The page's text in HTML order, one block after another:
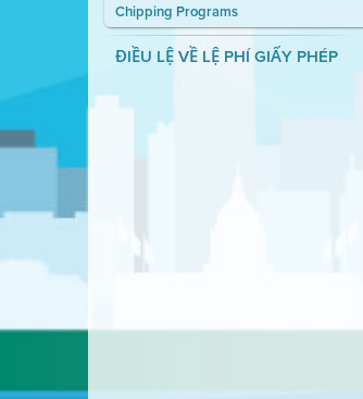
Chipping Programs
ĐIỀU LỆ VỀ LỆ PHÍ GIẤY PHÉP